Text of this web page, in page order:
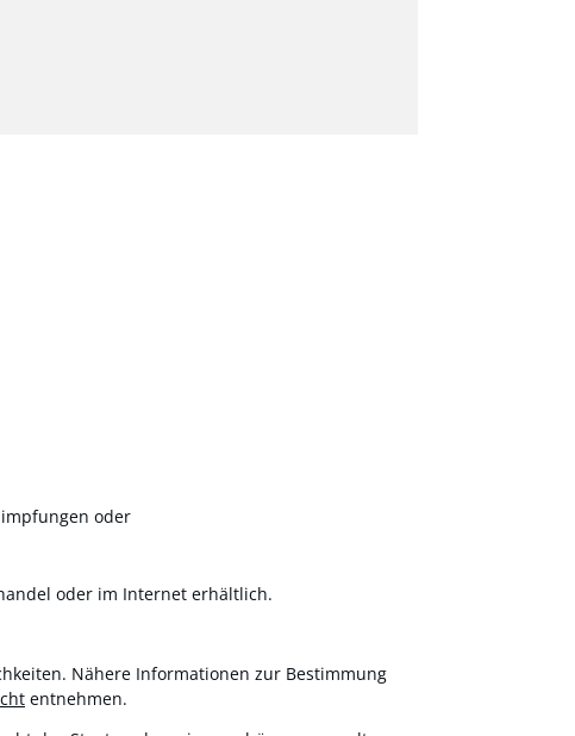
oder
oder im Internet erhältlich.
Nähere Informationen zur Bestimmung
entnehmen.